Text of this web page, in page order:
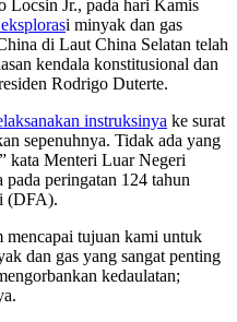
Locsin Jr., pada hari Kamis
i minyak dan gas
di Laut China Selatan telah
kendala konstitusional dan
Rodrigo Duterte.
instruksinya ke surat
sepenuhnya. Tidak ada yang
kata Menteri Luar Negeri
peringatan 124 tahun
(DFA).
mencapai tujuan kami untuk
dan gas yang sangat penting
kedaulatan;